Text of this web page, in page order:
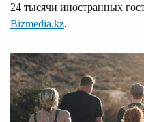
24 тысячи иностранных
Bizmedia.kz.